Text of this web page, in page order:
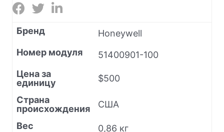
Бренд
Honeywell
Номер модуля
51400901-100
Цена за
единицу
$500
Страна
происхождения
США
Вес
0,86 кг